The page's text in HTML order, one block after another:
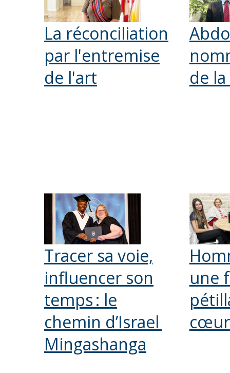
La réconciliation
par l'entremise
de l'art
de la
Tracer sa voie,
influencer son
temps : le
chemin d’Israel
Mingashanga
une